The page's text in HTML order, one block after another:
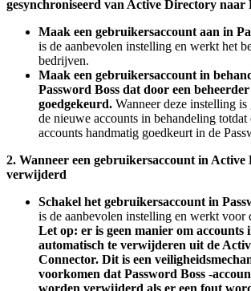
gesynchroniseerd van Active Directory naar
Maak een gebruikersaccount aan in
is de aanbevolen instelling en werkt het
bedrijven.
Maak een gebruikersaccount in
Password Boss dat door een beheerder
goedgekeurd. Wanneer deze instelling is
de nieuwe accounts in behandeling totdat
accounts handmatig goedkeurt in de
2. Wanneer een gebruikersaccount in Active
verwijderd
Schakel het gebruikersaccount in
is de aanbevolen instelling en werkt voor
Let op: er is geen manier om accounts
automatisch te verwijderen uit de
Connector. Dit is een
voorkomen dat Password Boss -
worden verwijderd als er een fout